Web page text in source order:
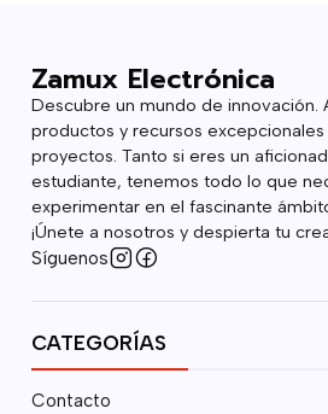
Zamux Electrónica
Descubre un mundo de innovación.
productos y recursos
proyectos. Tanto si eres un
estudiante, tenemos todo lo que
experimentar en el fascinante
¡Únete a nosotros y despierta tu
Síguenos
CATEGORÍAS
Contacto